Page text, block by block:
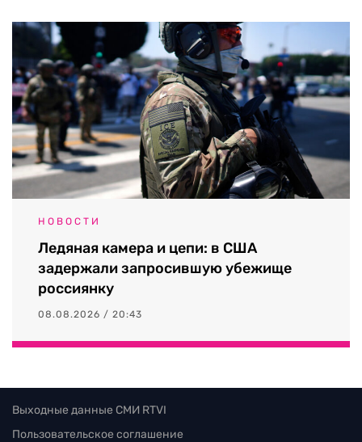
НОВОСТИ
Ледяная камера и цепи: в США
задержали запросившую убежище
россиянку
08.08.2026 / 20:43
Выходные данные СМИ RTVI
Пользовательское соглашение